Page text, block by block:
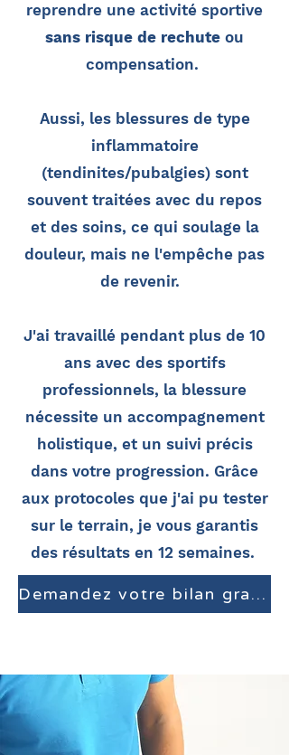
reprendre une activité sportive
sans risque de rechute ou
compensation.
Aussi, les blessures de type
inflammatoire
(tendinites/pubalgies) sont
souvent traitées avec du repos
et des soins, ce qui soulage la
douleur, mais ne l'empêche pas
de revenir.
J'ai travaillé pendant plus de 10
ans avec des sportifs
professionnels, la blessure
nécessite un accompagnement
holistique, et un suivi précis
dans votre progression. Grâce
aux protocoles que j'ai pu tester
sur le terrain, je vous garantis
des résultats en 12 semaines.
Demandez votre bilan gratuit (15min)